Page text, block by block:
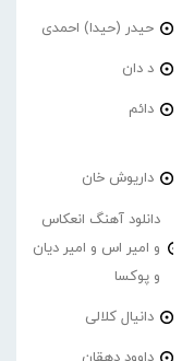
حیدر (حیدا) احمدی
د دان
دائم
داریوش خان
دانلود آهنگ انعکاس
و امیر اس و امیر دیان
و پوکسا
دانیال کلالی